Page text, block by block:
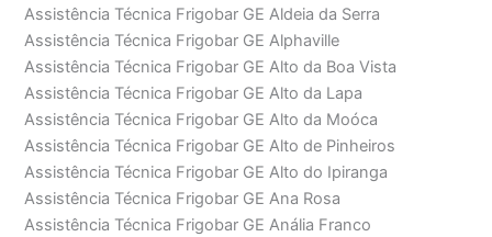
Assistência Técnica Frigobar GE Aldeia da Serra
Assistência Técnica Frigobar GE Alphaville
Assistência Técnica Frigobar GE Alto da Boa Vista
Assistência Técnica Frigobar GE Alto da Lapa
Assistência Técnica Frigobar GE Alto da Moóca
Assistência Técnica Frigobar GE Alto de Pinheiros
Assistência Técnica Frigobar GE Alto do Ipiranga
Assistência Técnica Frigobar GE Ana Rosa
Assistência Técnica Frigobar GE Anália Franco